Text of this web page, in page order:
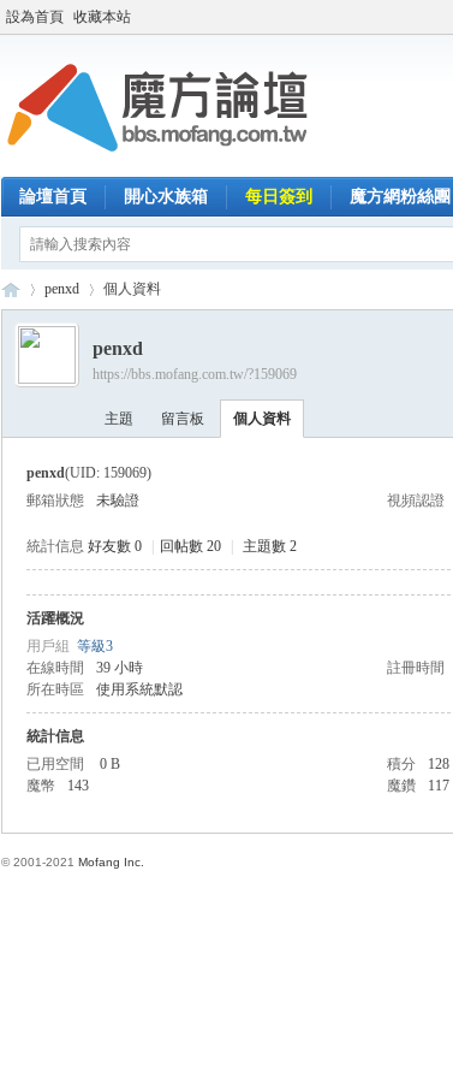
設為首頁 收藏本站
論壇首頁 開心水族箱 每日簽到 魔方網粉絲團
›
penxd 個人資料
penxd
https://bbs.mofang.com.tw/?159069
主題 留言板 個人資料
penxd(UID: 159069)
郵箱狀態
未驗證 視頻認證
統計信息 好友數 0 回帖數 20 主題數 2
活躍概況
用戶組 等級3
在線時間
39 小時 註冊時間
所在時區
使用系統默認
統計信息
已用空間
0 B 積分 128
魔幣
143 魔鑽 117
© 2001-2021 Mofang Inc.